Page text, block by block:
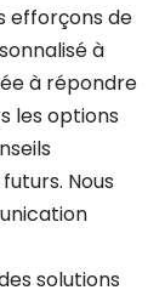
efforçons de
à
à répondre
les options
Nous
solutions